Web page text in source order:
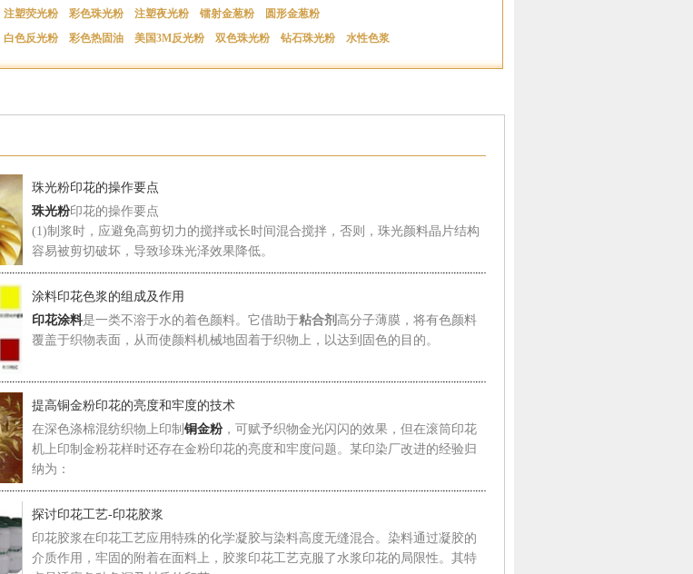
注塑荧光粉 彩色珠光粉 注塑夜光粉 镭射金葱粉
圆形金葱粉
白色反光粉 彩色热固油 美国3M反光粉 双色珠光粉 钻石珠光粉 水性色浆
珠光粉印花的操作要点
珠光粉印花的操作要点
(1)制浆时，应避免高剪切力的搅拌或长时间混合搅拌，否则，珠光颜料晶片结构
容易被剪切破坏，导致珍珠光泽效果降低。
涂料印花色浆的组成及作用
印花涂料是一类不溶于水的着色颜料。它借助于粘合剂 高分子薄膜，将有色颜料
覆盖于织物表面，从而使颜料机械地固着于织物上，以达到固色的目的。
提高铜金粉印花的亮度和牢度的技术
在深色涤棉混纺织物上印制 铜金粉，可赋予织物金光闪闪的效果，但在滚筒印花
机上印制金粉花样时还存在金粉印花的亮度和牢度问题。某印染厂改进的经验归
纳为：
探讨印花工艺-印花胶浆
印花胶浆在印花工艺应用特殊的化学凝胶与染料高度无缝混合。染料通过凝胶的
介质作用，牢固的附着在面料上，胶浆印花工艺克服了水浆印花的局限性。其特